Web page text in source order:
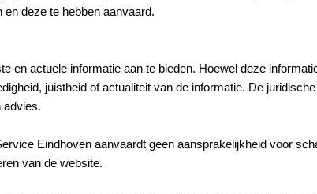
deze te hebben aanvaard.
en actuele informatie aan te bieden. Hoewel deze
juistheid of actualiteit van de informatie. De
advies.
Eindhoven aanvaardt geen aansprakelijkheid voor
van de website.